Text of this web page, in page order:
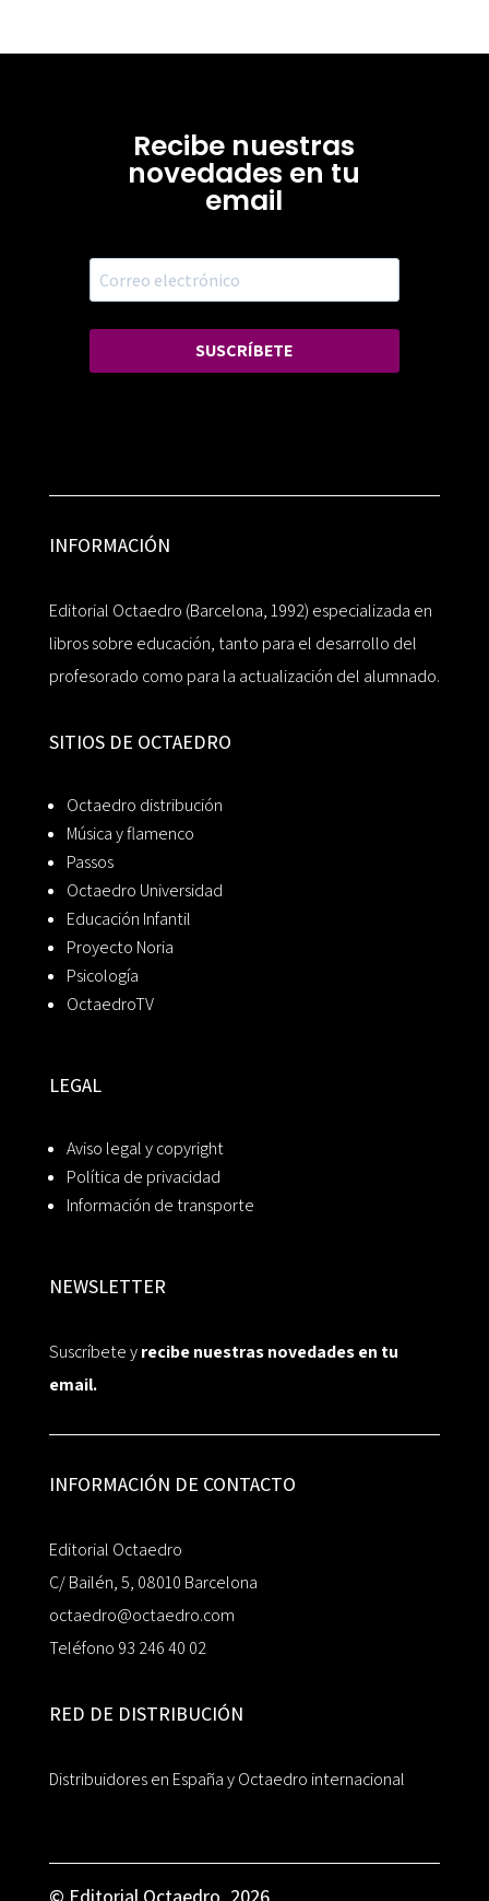
Recibe nuestras
novedades en tu
email
SUSCRÍBETE
INFORMACIÓN
Editorial Octaedro (Barcelona, 1992) especializada en
libros sobre educación, tanto para el desarrollo del
profesorado como para la actualización del alumnado.
SITIOS DE OCTAEDRO
Octaedro distribución
Música y flamenco
Passos
Octaedro Universidad
Educación Infantil
Proyecto Noria
Psicología
OctaedroTV
LEGAL
Aviso legal y copyright
Política de privacidad
Información de transporte
NEWSLETTER
Suscríbete yrecibe nuestras novedades en tu
email.
INFORMACIÓN DE CONTACTO
Editorial Octaedro
C/ Bailén, 5, 08010 Barcelona
octaedro@octaedro.com
Teléfono 93 246 40 02
RED DE DISTRIBUCIÓN
Distribuidores en España y Octaedro internacional
© Editorial Octaedro, 2026